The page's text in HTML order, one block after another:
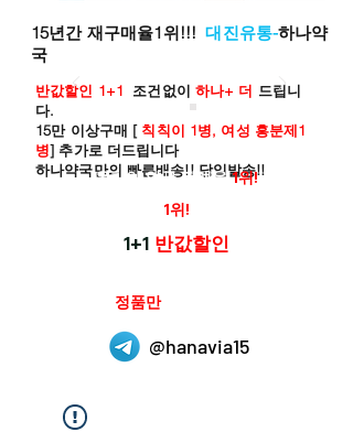
15년간 재구매율1위!!!대진유통-하나약
국
반값할인 1+1 조건없이 하나+ 더 드립니
다.
15만 이상구매 [ 칙칙이 1병, 여성 흥분제1
병] 추가로 더드립니다
하나약국만의 빠른배송!! 당일발송!!
온라인 약국 판매율 1위!
1위!
1+1 반값할인
정품만
@hanavia15